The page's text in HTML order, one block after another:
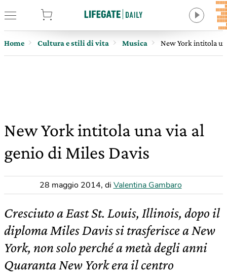
Home Cultura e stili di vita Musica New York intitola
New York intitola una via al
genio di Miles Davis
28 maggio 2014, di Valentina Gambaro
Cresciuto a East St. Louis, Illinois, dopo il
diploma Miles Davis si trasferisce a New
York, non solo perché a metà degli anni
Quaranta New York era il centro